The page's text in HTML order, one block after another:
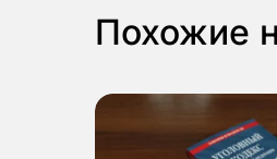
Похожие